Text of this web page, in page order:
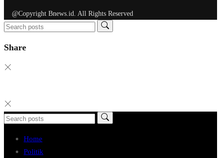
@Copyright Bnews.id. All Rights Reserved
Share
Home
Politik